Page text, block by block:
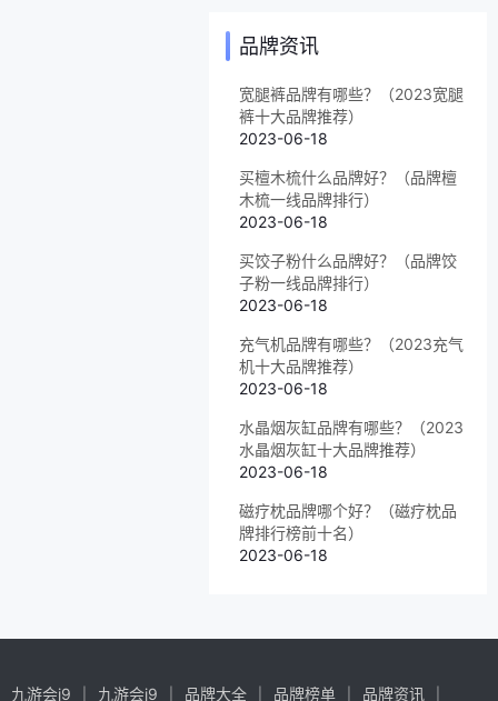
品牌资讯
宽腿裤品牌有哪些？（2023宽腿
裤十大品牌推荐）
2023-06-18
买檀木梳什么品牌好？（品牌檀
木梳一线品牌排行）
2023-06-18
买饺子粉什么品牌好？（品牌饺
子粉一线品牌排行）
2023-06-18
充气机品牌有哪些？（2023充气
机十大品牌推荐）
2023-06-18
水晶烟灰缸品牌有哪些？（2023
水晶烟灰缸十大品牌推荐）
2023-06-18
磁疗枕品牌哪个好？（磁疗枕品
牌排行榜前十名）
2023-06-18
九游会j9 九游会j9 品牌大全 品牌榜单 品牌资讯